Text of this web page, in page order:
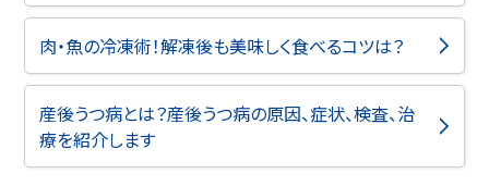
肉・魚の冷凍術！解凍後も美味しく食べるコツは？
産後うつ病とは？産後うつ病の原因、症状、検査、治
療を紹介します